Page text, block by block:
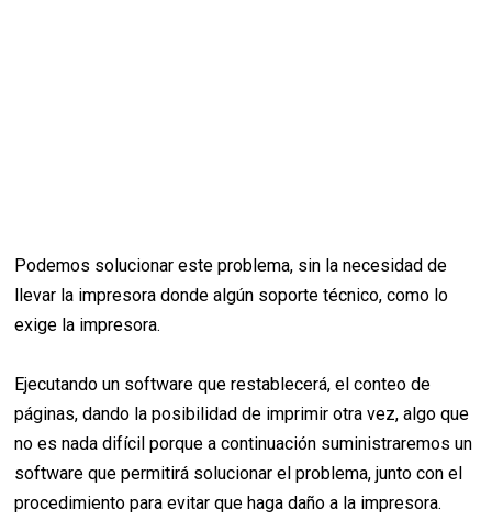
Podemos solucionar este problema, sin la necesidad de
llevar la impresora donde algún soporte técnico, como lo
exige la impresora.
Ejecutando un software que restablecerá, el conteo de
páginas, dando la posibilidad de imprimir otra vez, algo que
no es nada difícil porque a continuación suministraremos un
software que permitirá solucionar el problema, junto con el
procedimiento para evitar que haga daño a la impresora.